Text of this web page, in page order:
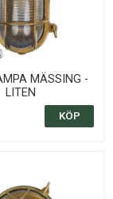
MÄSSING -
LITEN